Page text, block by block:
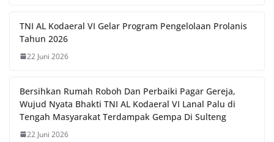
TNI AL Kodaeral VI Gelar Program Pengelolaan Prolanis
Tahun 2026
22 Juni 2026
Bersihkan Rumah Roboh Dan Perbaiki Pagar Gereja,
Wujud Nyata Bhakti TNI AL Kodaeral VI Lanal Palu di
Tengah Masyarakat Terdampak Gempa Di Sulteng
22 Juni 2026